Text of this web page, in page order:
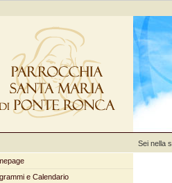
Sei nella
e Calendario